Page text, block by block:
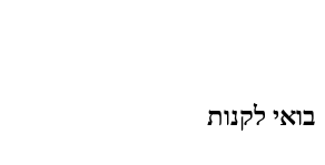
בואי לקנות